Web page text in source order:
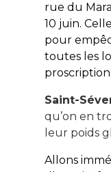
rue du
10 juin.
pour
toutes les
proscription.
Saint-
qu’on en
leur poids
Allons